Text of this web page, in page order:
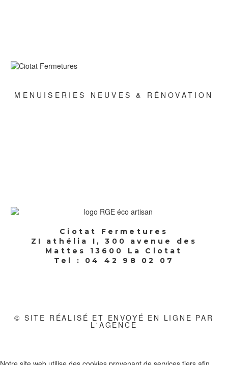
MENUISERIES NEUVES & RÉNOVATION
Ciotat Fermetures
ZI athélia I, 300 avenue des
Mattes 13600 La Ciotat
Tel : 04 42 98 02 07
© SITE RÉALISÉ ET ENVOYÉ EN LIGNE PAR
L'AGENCE